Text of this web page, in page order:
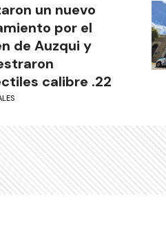
un nuevo
por el
de Auzqui y
calibre .22